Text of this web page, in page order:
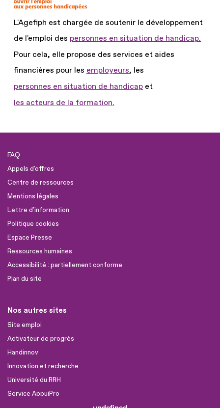
L'Agefiph est chargée de soutenir le développement
de l'emploi des personnes en situation de handicap.
Pour cela, elle propose des services et aides
financières pour les employeurs, les
personnes en situation de handicap et
les acteurs de la formation.
FAQ
Appels d'offres
Centre de ressources
Mentions légales
Lettre d'information
Politique cookies
Espace Presse
Ressources humaines
Accessibilité : partiellement conforme
Plan du site
Nos autres sites
Site emploi
Activateur de progrès
Handinnov
Innovation et recherche
Université du RRH
Service AppuiPro